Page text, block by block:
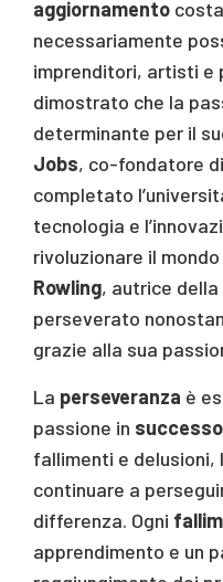
aggiornamento
necessariamente
imprenditori, artisti e
dimostrato che la
determinante per il
Jobs, co-fondatore
completato
tecnologia e
rivoluzionare il
Rowling, autrice
perseverato
grazie alla sua
La perseveranza è
passione in successo
fallimenti e delusioni,
continuare a
differenza. Ogni
apprendimento e un